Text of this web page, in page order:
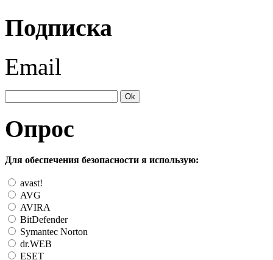
Подписка
Email
Опрос
Для обеспечения безопасности я использую:
avast!
AVG
AVIRA
BitDefender
Symantec Norton
dr.WEB
ESET